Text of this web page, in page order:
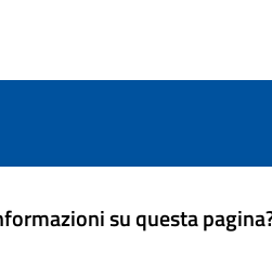
su questa